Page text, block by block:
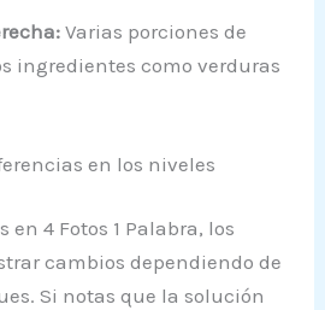
Varias porciones de
ingredientes como verduras
en los niveles
en 4 Fotos 1 Palabra, los
cambios dependiendo de
Si notas que la solución